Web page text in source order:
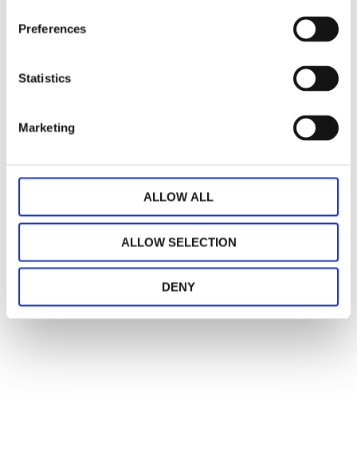
Preferences
Statistics
Marketing
ALLOW ALL
ALLOW SELECTION
DENY
Finns även som metervara och kuddfodral
strykning med mellanhög temperatur.
(Perkloretylen)
Med multiband kan man hänga upp gardiner på tre
-Som veckbandslängd, med fingerkrokar.
-Som Hällängd, med hällor man hänger på stången.
-Som Waveupphängning, med nålkrok eller